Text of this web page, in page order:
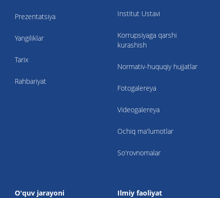
Prezentatsiya
Yangiliklar
Tarix
Rahbariyat
Institut Ustavi
Korrupsiyaga qarshi
kurashish
Normativ-huquqiy hujjatlar
Fotogalereya
Videogalereya
Ochiq ma'lumotlar
So'rovnomalar
O'quv jarayoni Ilmiy faoliyat